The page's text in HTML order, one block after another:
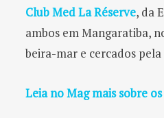
Club Med La Réserve, da
ambos em Mangaratiba,
beira-mar e cercados
Leia no Mag mais sobre